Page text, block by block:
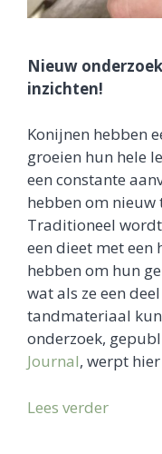
Nieuw
inzichten!
Konijnen hebben
groeien hun hele
een constante
hebben om nieuw
Traditioneel
een dieet met
hebben om hun
wat als ze een
tandmateriaal
onderzoek,
Journal, werpt
Lees verder